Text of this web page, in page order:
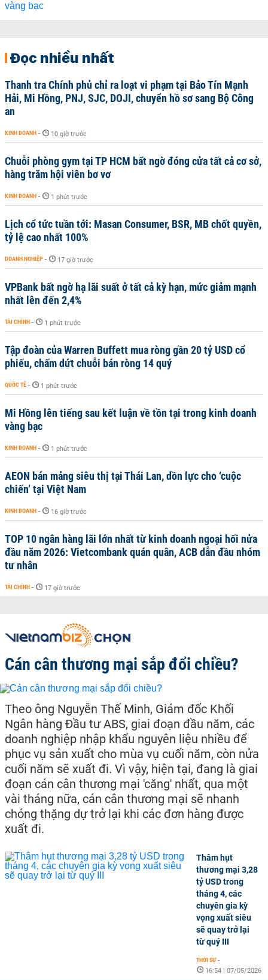
Đọc nhiều nhất
Thanh tra Chính phủ chỉ ra loạt vi phạm tại Bảo Tín Mạnh
Hải, Mi Hồng, PNJ, SJC, DOJI, chuyển hồ sơ sang Bộ Công
an
KINH DOANH - 10 giờ trước
Chuỗi phòng gym tại TP HCM bất ngờ đóng cửa tất cả cơ sở,
hàng trăm hội viên bơ vơ
KINH DOANH - 1 phút trước
Lịch cổ tức tuần tới: Masan Consumer, BSR, MB chốt quyền,
tỷ lệ cao nhất 100%
DOANH NGHIỆP - 17 giờ trước
VPBank bất ngờ hạ lãi suất ở tất cả kỳ hạn, mức giảm mạnh
nhất lên đến 2,4%
TÀI CHÍNH - 1 phút trước
Tập đoàn của Warren Buffett mua ròng gần 20 tỷ USD cổ
phiếu, chấm dứt chuỗi bán ròng 14 quý
QUỐC TẾ - 1 phút trước
Mi Hồng lên tiếng sau kết luận về tồn tại trong kinh doanh
vàng bạc
KINH DOANH - 1 phút trước
AEON bán mảng siêu thị tại Thái Lan, dồn lực cho ‘cuộc
chiến’ tại Việt Nam
KINH DOANH - 16 giờ trước
TOP 10 ngân hàng lãi lớn nhất từ kinh doanh ngoại hối nửa
đầu năm 2026: Vietcombank quán quân, ACB dẫn đầu nhóm
tư nhân
TÀI CHÍNH - 17 giờ trước
Cán cân thương mại sắp đổi chiều?
Theo ông Nguyễn Thế Minh, Giám đốc Khối
Ngân hàng Đầu tư ABS, giai đoạn đầu năm, các
doanh nghiệp nhập khẩu nguyên liệu nhiều để
phục vụ sản xuất cho mùa vụ cuối năm, còn nửa
cuối năm sẽ xuất đi. Vì vậy, hiện tại, đang là giai
đoạn cán cân thương mại 'căng' nhất, qua một
vài tháng nữa, cán cân thương mại sẽ nhanh
chóng thặng dự trở lại khi các đơn hàng được
xuất đi.
Thâm hụt
thương mại 3,28
tỷ USD trong
tháng 4, các
chuyên gia kỳ
vọng xuất siêu
sẽ quay trở lại
từ quý III
THỜI SỰ -
16:54 | 07/05/2026